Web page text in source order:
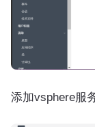
添加vsphere服